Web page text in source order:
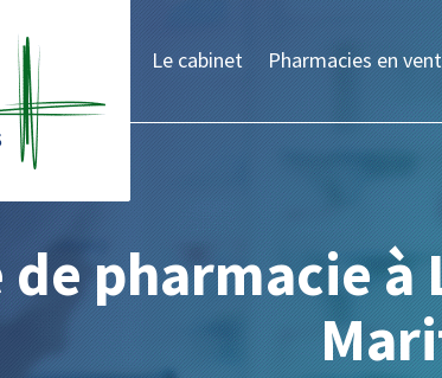
Le cabinet Pharmacies en
de pharmacie à